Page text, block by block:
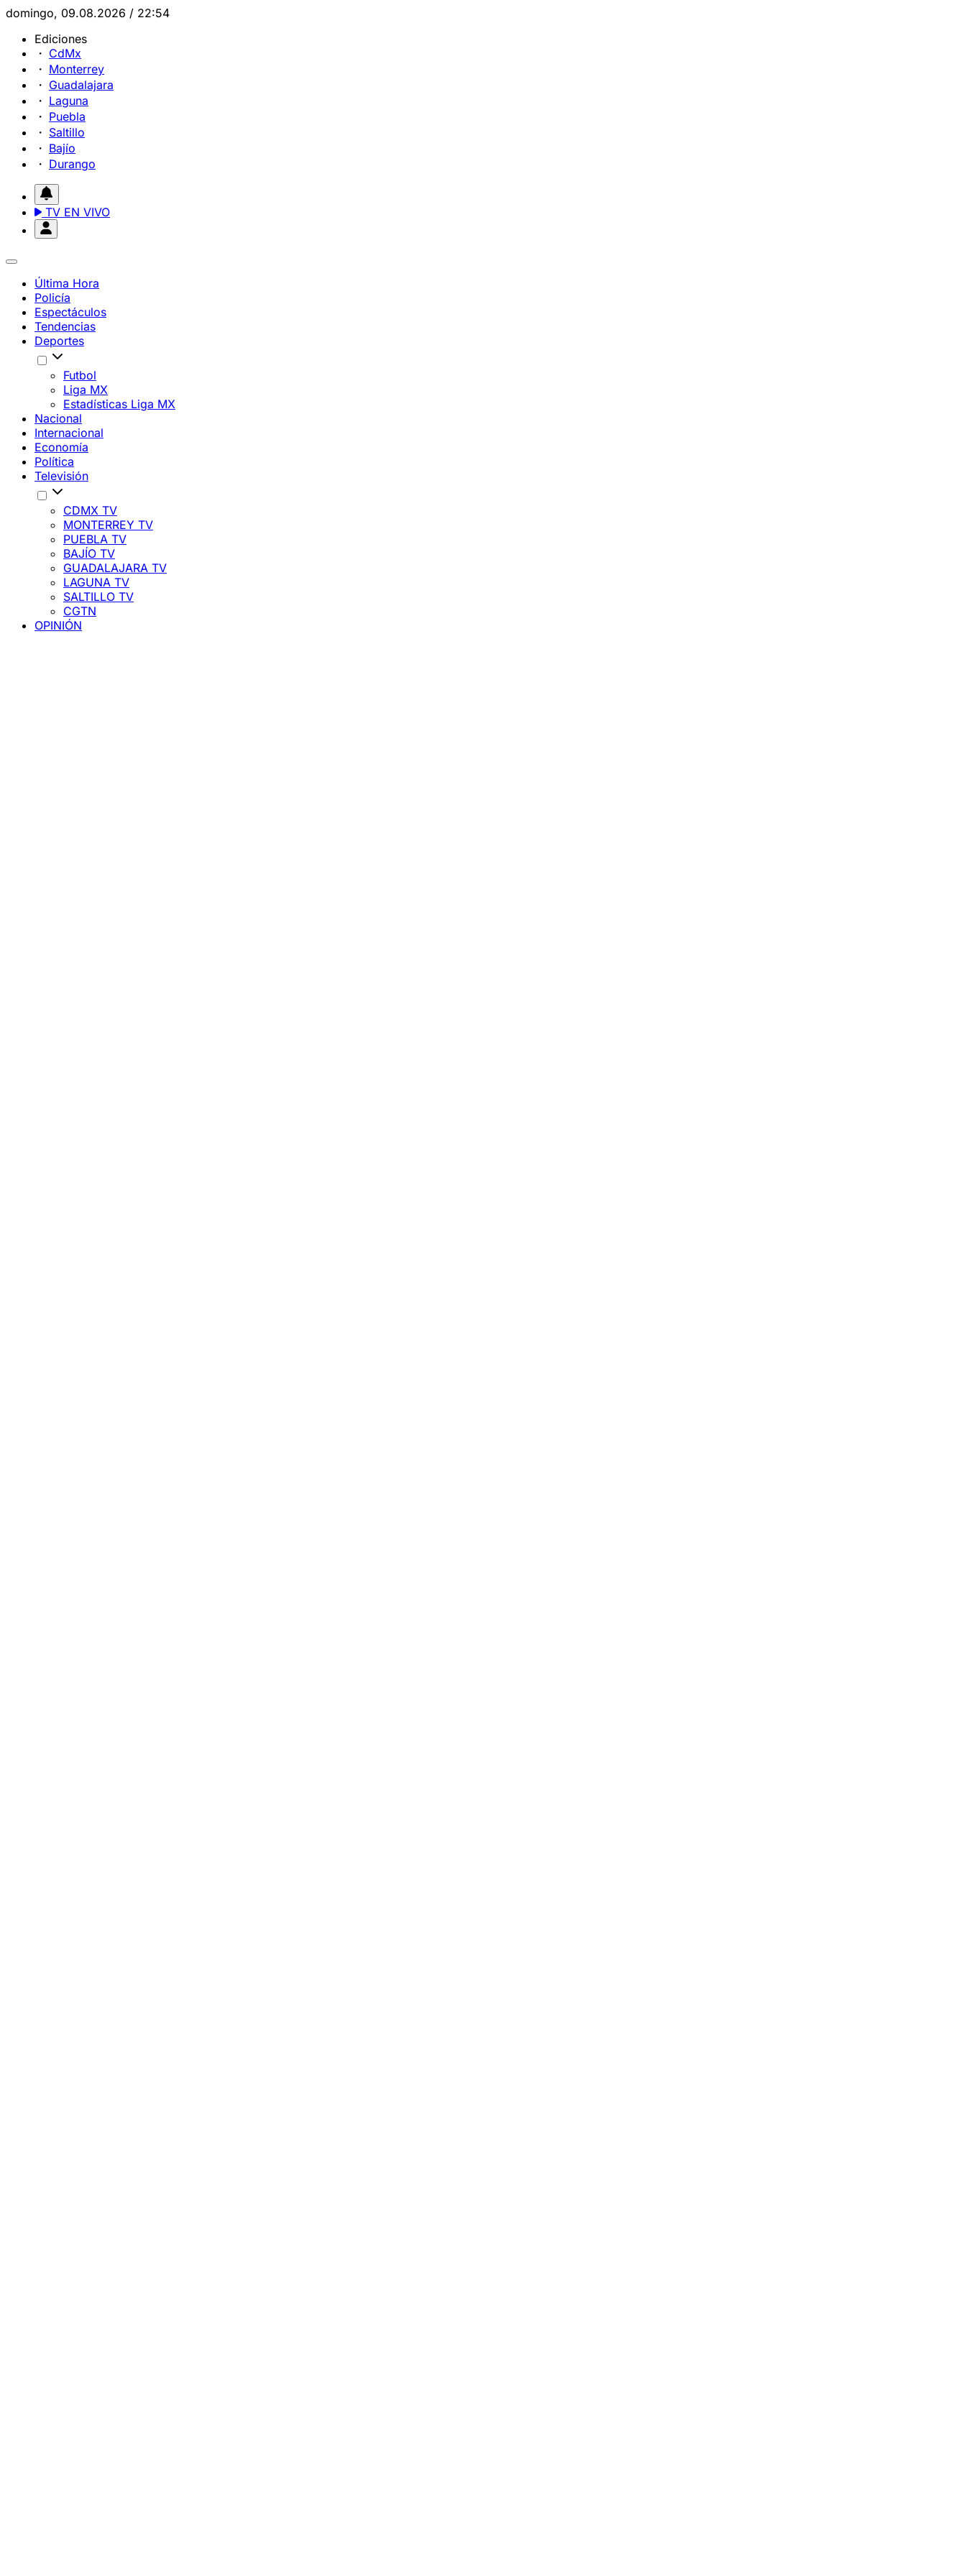
domingo, 09.08.2026 / 22:54
Ediciones
CdMx
Monterrey
Guadalajara
Laguna
Puebla
Saltillo
Bajío
Durango
TV EN VIVO
Última Hora
Policía
Espectáculos
Tendencias
Deportes
Futbol
Liga MX
Estadísticas Liga MX
Nacional
Internacional
Economía
Política
Televisión
CDMX TV
MONTERREY TV
PUEBLA TV
BAJÍO TV
GUADALAJARA TV
LAGUNA TV
SALTILLO TV
CGTN
OPINIÓN